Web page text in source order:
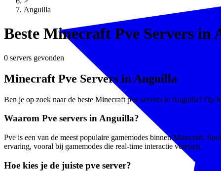
Anguilla
Beste Minecraft Pve Servers in
0 servers gevonden
Minecraft Pve Servers in Anguilla
Ben je op zoek naar de beste Minecraft pve servers in Anguilla? Op
Waarom Pve servers in Anguilla?
Pve is een van de meest populaire gamemodes binnen Minecraft.
ervaring, vooral bij gamemodes die real-time interactie vereisen.
Hoe kies je de juiste pve server?